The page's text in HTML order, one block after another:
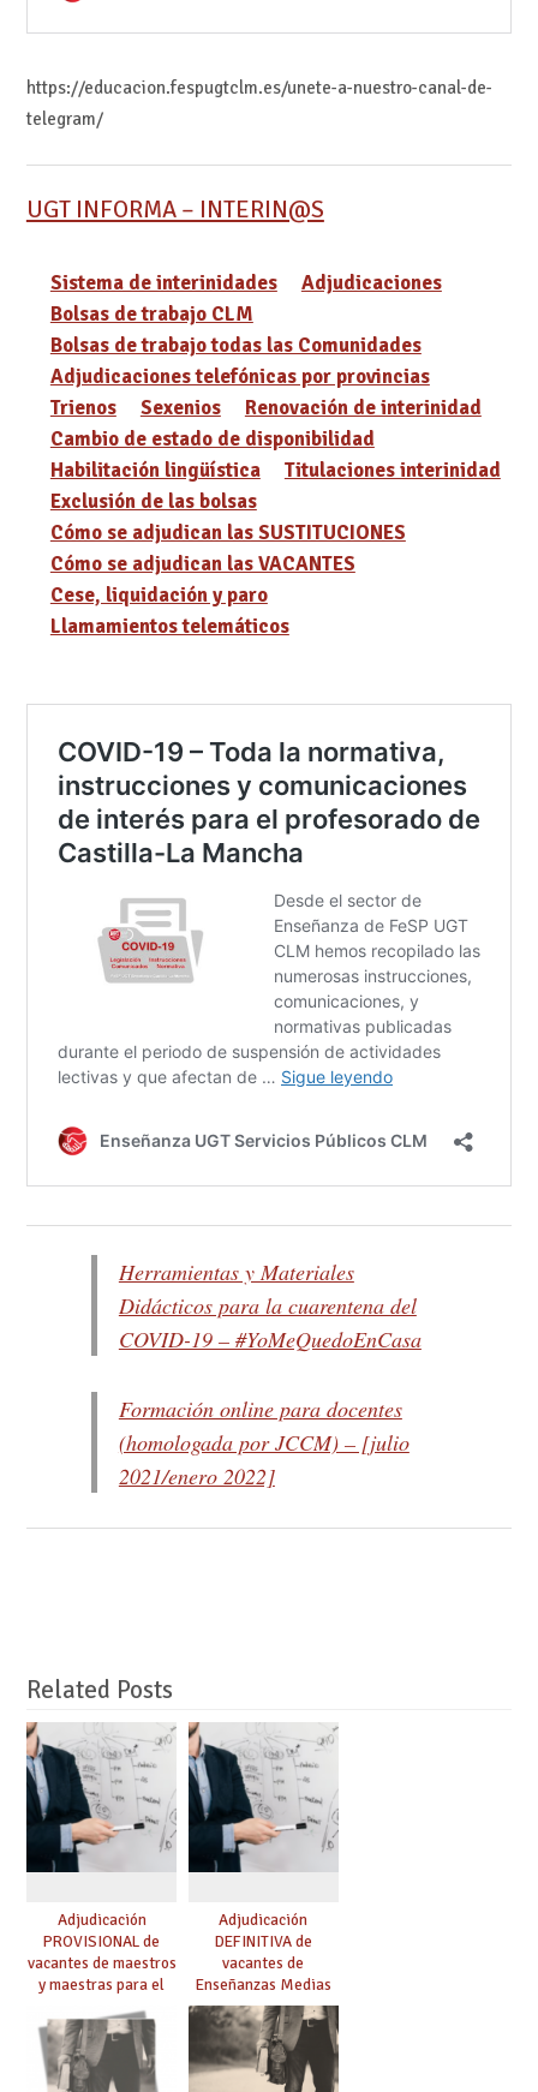
https://educacion.fespugtclm.es/unete-a-nuestro-canal-de-
telegram/
UGT INFORMA – INTERIN@S
Sistema de interinidades
Adjudicaciones
Bolsas de trabajo CLM
Bolsas de trabajo todas las Comunidades
Adjudicaciones telefónicas por provincias
Trienos
Sexenios
Renovación de interinidad
Cambio de estado de disponibilidad
Habilitación lingüística
Titulaciones interinidad
Exclusión de las bolsas
Cómo se adjudican las SUSTITUCIONES
Cómo se adjudican las VACANTES
Cese, liquidación y paro
Llamamientos telemáticos
Herramientas y Materiales
Didácticos para la cuarentena del
COVID-19 – #YoMeQuedoEnCasa
Formación online para docentes
(homologada por JCCM) – [julio
2021/enero 2022]
Related Posts
Adjudicación
PROVISIONAL de
vacantes de maestros
y maestras para el
curso 26-27
Adjudicación
DEFINITIVA de
vacantes de
Enseñanzas Medias
para el curso 26-27